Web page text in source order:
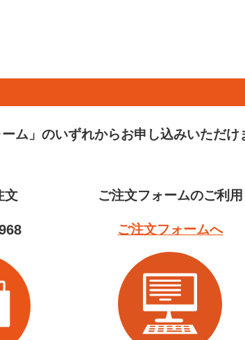
ム」のいずれからお申し込みいただけ
文 ご注文フォームのご利用
ご注文フォームへ